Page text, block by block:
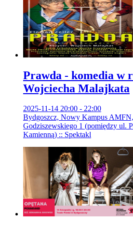
Prawda - komedia w
Wojciecha Malajkata
2025-11-14 20:00 - 22:00
Bydgoszcz, Nowy Kampus
Godziszewskiego 1 (pomiędzy ul.
Kamienną) :: Spektakl